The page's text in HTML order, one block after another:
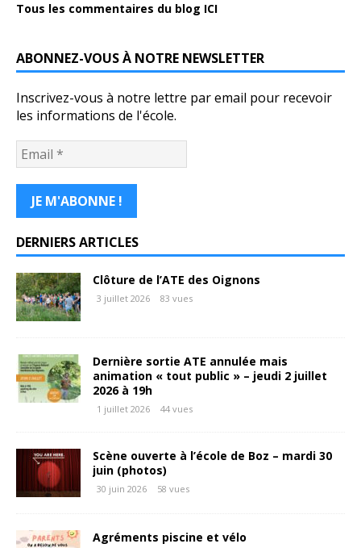
Tous les commentaires du blog ICI
ABONNEZ-VOUS À NOTRE NEWSLETTER
Inscrivez-vous à notre lettre par email pour recevoir
les informations de l'école.
DERNIERS ARTICLES
Clôture de l’ATE des Oignons
3 juillet 2026 83 vues
Dernière sortie ATE annulée mais
animation « tout public » – jeudi 2 juillet
2026 à 19h
1 juillet 2026 44 vues
Scène ouverte à l’école de Boz – mardi 30
juin (photos)
30 juin 2026 58 vues
Agréments piscine et vélo